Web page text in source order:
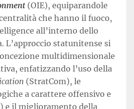
(OIE), equiparandole
che hanno il fuoco,
all’interno dello
L’approccio statunitense si
multidimensionale
enfatizzando l’uso della
(StratCom), le
a carattere offensivo e
e il miglioramento della